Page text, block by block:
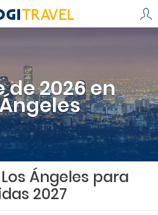
de 2026 en
Ángeles para
2027